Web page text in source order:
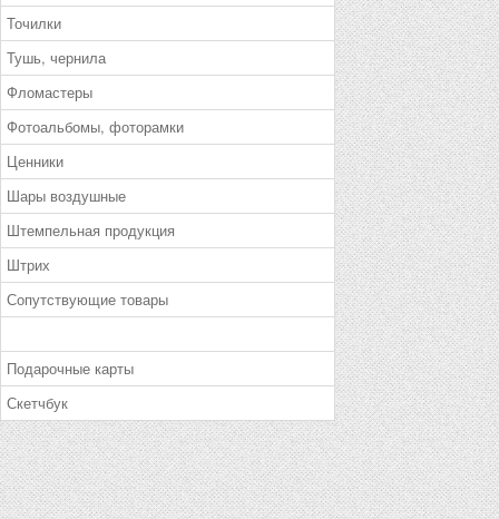
Точилки
Тушь, чернила
Фломастеры
Фотоальбомы, фоторамки
Ценники
Шары воздушные
Штемпельная продукция
Штрих
Сопутствующие товары
Подарочные карты
Скетчбук